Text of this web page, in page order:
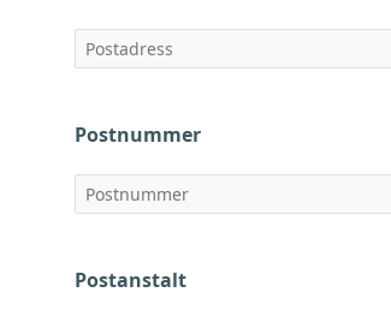
Postnummer
Postanstalt